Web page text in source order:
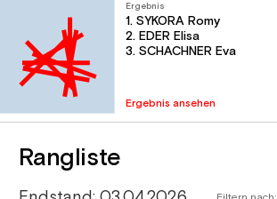
Ergebnis
1. SYKORA Romy
2. EDER Elisa
3. SCHACHNER Eva
Ergebnis ansehen
Rangliste